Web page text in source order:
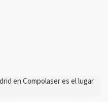
en Compolaser es el lugar